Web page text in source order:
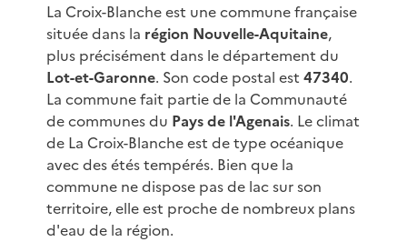
La Croix-Blanche est une commune française
située dans la région Nouvelle-Aquitaine,
plus précisément dans le département du
Lot-et-Garonne. Son code postal est 47340.
La commune fait partie de la Communauté
de communes du Pays de l'Agenais. Le climat
de La Croix-Blanche est de type océanique
avec des étés tempérés. Bien que la
commune ne dispose pas de lac sur son
territoire, elle est proche de nombreux plans
d'eau de la région.